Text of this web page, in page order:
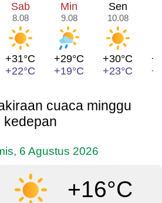
Sab
8.08
+31°C
+22°C
Min
9.08
+29°C
+19°C
Sen
10.08
+30°C
+23°C
cuaca minggu
kedepan
6 Agustus 2026
+16°C